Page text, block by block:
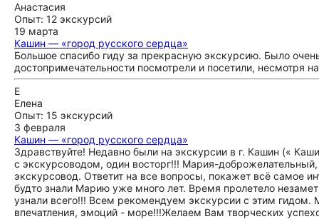
Анастасия
Опыт: 12 экскурсий
19 марта
Кашин — «город русского сердца»
Большое спасибо гиду за прекрасную экскурсию. Было
достопримечательности посмотрели и посетили, несмотря
Е
Елена
Опыт: 15 экскурсий
3 февраля
Кашин — «город русского сердца»
Здравствуйте! Недавно были на экскурсии в г. Кашин («
с экскурсоводом, один восторг!!! Мария-
экскурсовод. Ответит на все вопросы, покажет всё самое
будто знали Марию уже много лет. Время пролетело
узнали всего!!! Всем рекомендуем экскурсии с этим
впечатления, эмоций - море!!!Желаем Вам творческих